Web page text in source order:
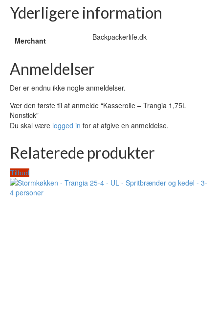
Yderligere information
Merchant Backpackerlife.dk
Anmeldelser
Der er endnu ikke nogle anmeldelser.
Vær den første til at anmelde “Kasserolle – Trangia 1,75L
Nonstick”
Du skal være logged in for at afgive en anmeldelse.
Relaterede produkter
Tilbud